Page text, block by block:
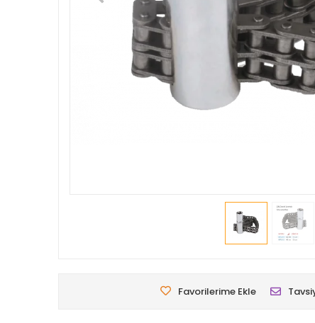
Favorilerime Ekle